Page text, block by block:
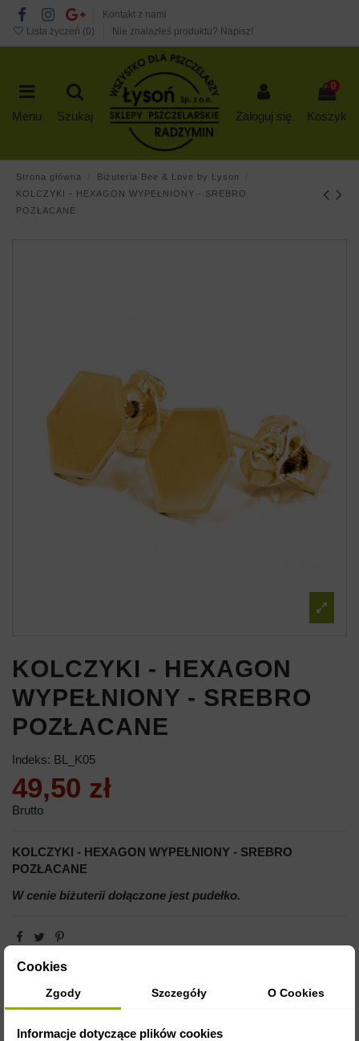
Kontakt z nami
Lista życzeń (0) Nie znalazłeś produktu? Napisz!
Menu Szukaj Zaloguj się
0
Koszyk
Strona główna
Biżuteria Bee & Love by Lyson
KOLCZYKI - HEXAGON WYPEŁNIONY - SREBRO
POZŁACANE
KOLCZYKI - HEXAGON
WYPEŁNIONY - SREBRO
POZŁACANE
Indeks: BL_K05
49,50 zł
Brutto
KOLCZYKI - HEXAGON WYPEŁNIONY - SREBRO
POZŁACANE
W cenie biżuterii dołączone jest pudełko.
Cookies
Zgody Szczegóły O Cookies
Informacje dotyczące plików cookies